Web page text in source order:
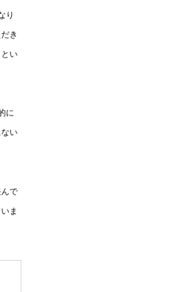
り
き
い
に
い
で
ま